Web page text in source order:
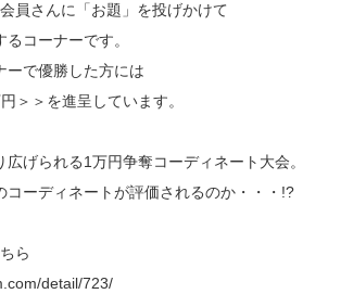
員さんに「お題」を投げかけて
コーナーです。
ーで優勝した方には
＞＞を進呈しています。
げられる1万円争奪コーディネート大会。
コーディネートが評価されるのか・・・!?
ら
detail/723/